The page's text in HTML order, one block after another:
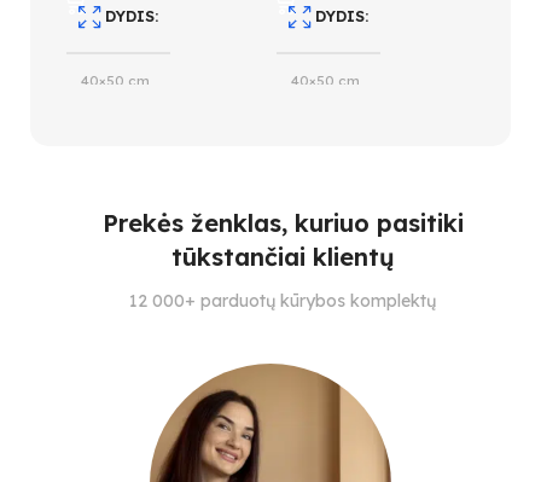
DYDIS
40×50 cm
DYDIS
40×50 cm
3
SPALVŲ KIEKIS
Prekės ženklas, kuriuo pasitiki
tūkstančiai klientų
12 000+ parduotų kūrybos komplektų